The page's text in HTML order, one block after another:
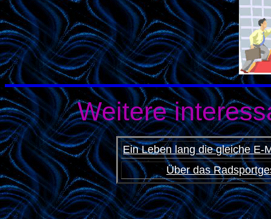
Weitere
Ein Leben lang die gleiche E-
Über das